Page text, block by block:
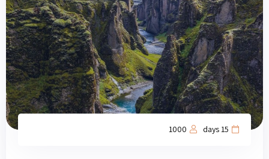
15 days
1000